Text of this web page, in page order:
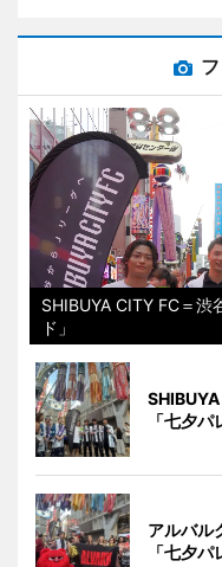
SHIBUYA CITY FC＝渋
ド」
「七夕パ
アルバル
「七夕パ